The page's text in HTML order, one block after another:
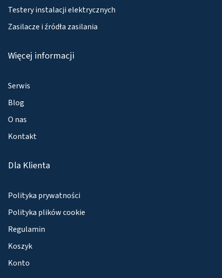
Testery instalacji elektrycznych
Zasilacze i źródła zasilania
Więcej informacji
Serwis
Blog
O nas
Kontakt
Dla Klienta
Polityka prywatności
Polityka plików cookie
Regulamin
Koszyk
Konto